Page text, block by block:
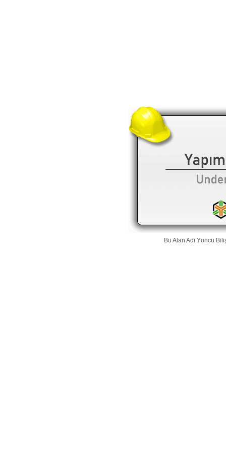
Bu Alan Adı Yöncü